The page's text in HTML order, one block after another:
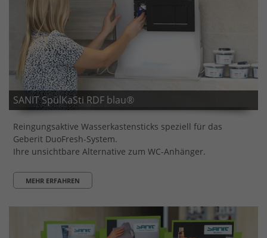
SANIT SpülKaSti RDF blau®
Reingungsaktive Wasserkastensticks speziell für das
Geberit DuoFresh-System.
Ihre unsichtbare Alternative zum WC-Anhänger.
MEHR ERFAHREN